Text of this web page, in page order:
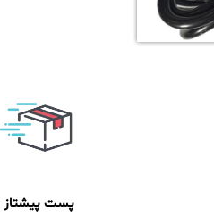
پست پیشتاز